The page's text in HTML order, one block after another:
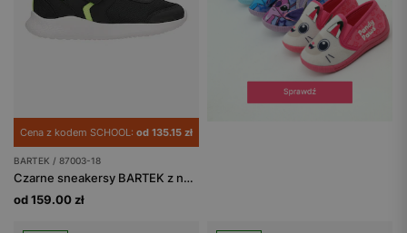
Cena z kodem SCHOOL: od 135.15 zł
BARTEK / 87003-18
Czarne sneakersy BARTEK z neonowymi zielonymi wstawkami 87003-18
od 159.00 zł